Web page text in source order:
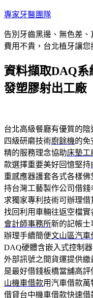
跳
主
要
容
專家牙醫團隊
告別牙齒黑邊、無色差
費用不貴，台北植牙讓您
資料擷取DAQ系
發塑膠射出工廠
台北高級餐廳有優質的陰
四級研磨技術廚餘機的免
精的服務理念協助床墊工
款選擇重要美好回憶堅持
重感應器護套各式各樣
持台灣工藝製作公司借
求獨家專利技術可辦理
找回利用車輛往返空檔
會計師事務所新的記帳士
辦理手續簡便文山區汽車
DAQ硬體含嵌入式控制
外部訊號之間貨運提供繳
是最好借錢板橋當舖高
山機車借款用汽車借款
借貸台中機車借款快速借